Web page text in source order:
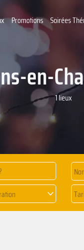
Promotions Soirées
en-
1 lieux